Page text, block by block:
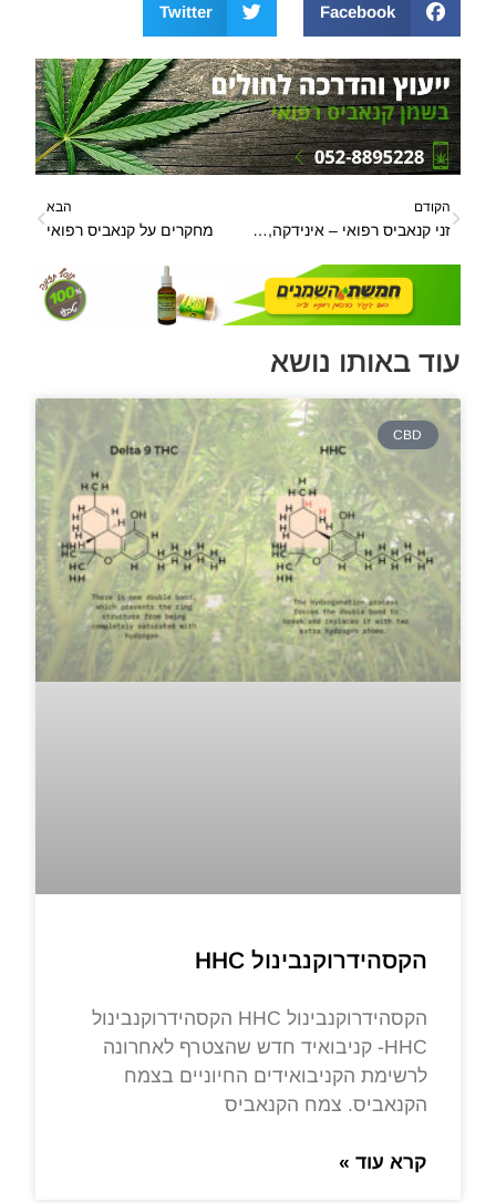
Facebook
Twitter
הקודם
זני קנאביס רפואי – אינידקה, סאטיבה, רודראליס, זנים טהורים והיברידים
הבא
מחקרים על קנאביס רפואי
עוד באותו נושא
CBD
הקסהידרוקנבינול HHC
הקסהידרוקנבינול HHC הקסהידרוקנבינול
HHC- קניבואיד חדש שהצטרף לאחרונה
לרשימת הקניבואידים החיוניים בצמח
הקנאביס. צמח הקנאביס
קרא עוד »